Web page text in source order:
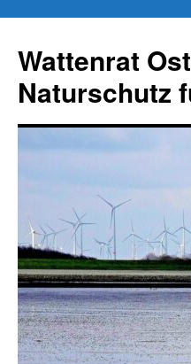
springen
Wattenrat
Naturschutz